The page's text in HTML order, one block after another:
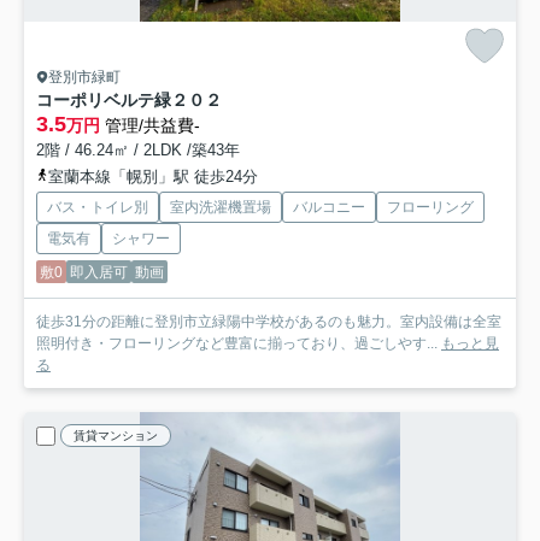
登別市緑町
コーポリベルテ緑２０２
3.5万円 管理/共益費-
2階 / 46.24㎡ / 2LDK /築43年
室蘭本線「幌別」駅 徒歩24分
バス・トイレ別 室内洗濯機置場 バルコニー
フローリング
電気有
シャワー
敷0 即入居可 動画
徒歩31分の距離に登別市立緑陽中学校があるのも魅力。室内設備は全室
照明付き・フローリングなど豊富に揃っており、過ごしやす... もっと見
る
賃貸マンション